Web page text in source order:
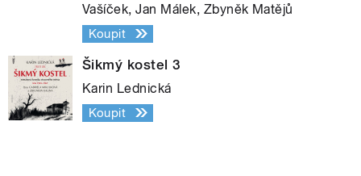
Vašíček, Jan Málek, Zbyněk Matějů
Koupit
Šikmý kostel 3
Karin Lednická
Koupit